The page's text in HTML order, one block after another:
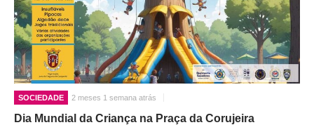
SOCIEDADE 2 meses 1 semana atrás
Dia Mundial da Criança na Praça da Corujeira